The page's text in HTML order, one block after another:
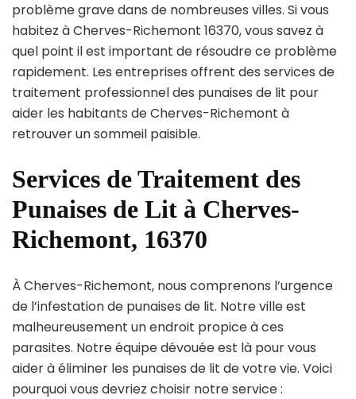
problème grave dans de nombreuses villes. Si vous
habitez à Cherves-Richemont 16370, vous savez à
quel point il est important de résoudre ce problème
rapidement. Les entreprises offrent des services de
traitement professionnel des punaises de lit pour
aider les habitants de Cherves-Richemont à
retrouver un sommeil paisible.
Services de Traitement des
Punaises de Lit à Cherves-
Richemont, 16370
À Cherves-Richemont, nous comprenons l’urgence
de l’infestation de punaises de lit. Notre ville est
malheureusement un endroit propice à ces
parasites. Notre équipe dévouée est là pour vous
aider à éliminer les punaises de lit de votre vie. Voici
pourquoi vous devriez choisir notre service :